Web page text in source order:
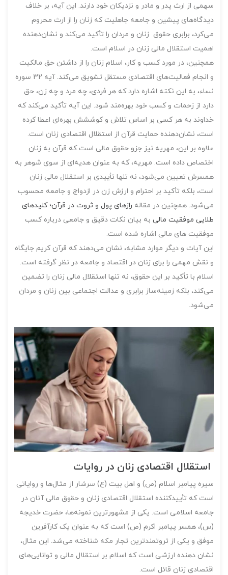
سهمی از ارث پدر و مادر و نزدیکان خود دارند. این آیه، بر خلاف
دیدگاه‌های پیشین و جامعه جاهلیت که زنان را از ارث محروم
می‌کرد، برابری حقوق زنان و مردان را تأکید می‌کند و نشان‌دهنده
اهمیت استقلال مالی زنان در اسلام است.
همچنین، در مورد کسب و کار، اسلام زنان را از داشتن حق مالکیت
و انجام فعالیت‌های اقتصادی مستقل تشویق می‌کند. آیه 32 سوره
نساء، به این نکته اشاره دارد که هر فردی، چه مرد و چه زن، حق
دارد از زحمات و کسب خود بهره‌مند شود. این آیه تأکید می‌کند که
خداوند به هر کسی بر اساس تلاش و کوششش بهره‌ای اعطا کرده
است، نشان‌دهنده حمایت قرآن از استقلال اقتصادی زنان است.
علاوه بر این، مهریه نیز جزو حقوق مالی است که قرآن به زنان
اختصاص داده است. مهریه، که به عنوان هدیه‌ای از سوی شوهر به
همسرش تعیین می‌شود، نه تنها تأییدی بر استقلال مالی زنان
است، بلکه تأکید بر احترام و ارزش زن در ازدواج و جامعه محسوب
می‌شود. همچنین در مقاله رازهای پول و ثروت در قرآن؛ کلیدهای
طلایی موفقیت مالیبه بیان نکات دقیق و جامعی درباره کسب
موفقیت های مالی اشاره شده است.
این آیات و دیگر موارد مشابه، نشان می‌دهند که قرآن کریم جایگاه
و نقش مهمی را برای زنان در اقتصاد و جامعه در نظر گرفته است.
اسلام با تأکید بر این حقوق، نه تنها استقلال مالی زنان را تضمین
می‌کند، بلکه زمینه‌ساز برابری و عدالت اجتماعی بین زنان و مردان
می‌شود.
استقلال اقتصادی زنان در روایات
سیره پیامبر اسلام (ص) و اهل بیت (ع) سرشار از مثال‌ها و روایاتی
است که تأییدکننده استقلال اقتصادی زنان و حقوق مالی آنان در
جامعه اسلامی است. یکی از مشهورترین نمونه‌ها، حضرت خدیجه
(س)، همسر پیامبر اکرم (ص) است که به عنوان یک کارآفرین
موفق و یکی از ثروتمندترین تجار مکه شناخته می‌شد. این مثال،
نشان دهنده ارزشی است که اسلام بر استقلال مالی و توانایی‌های
اقتصادی زنان قائل است.